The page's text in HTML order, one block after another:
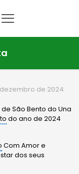
de 2024
São Bento do Una
do ano de 2024
Com Amor e
dos seus